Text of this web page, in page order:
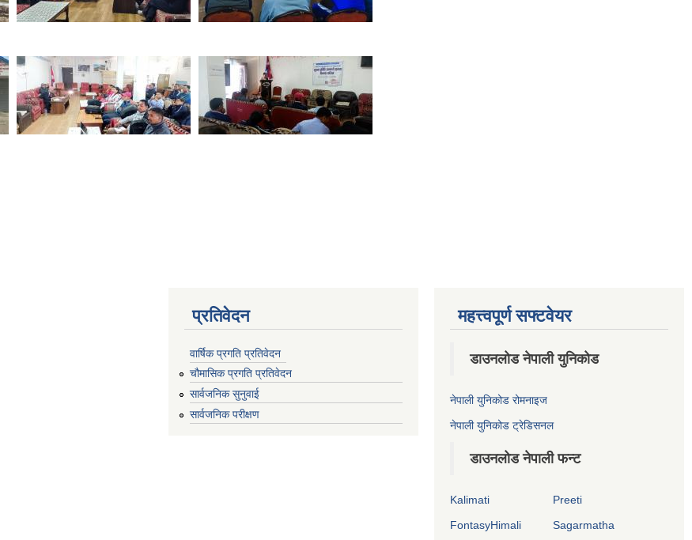
प्रतिवेदन
वार्षिक प्रगति प्रतिवेदन
चौमासिक प्रगति प्रतिवेदन
सार्वजनिक सुनुवाई
सार्वजनिक परीक्षण
महत्त्वपूर्ण सफ्टवेयर
डाउनलोड नेपाली युनिकोड
नेपाली युनिकोड रोमनाइज
नेपाली युनिकोड ट्रेडिसनल
डाउनलोड नेपाली फन्ट
Kalimati
Preeti
FontasyHimali
Sagarmatha